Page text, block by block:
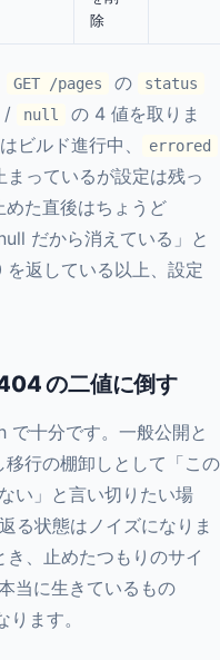
除
GET /pages の status
/ null
の 4 値を取りま
はビルド進行中、 errored
まっているが設定は残っ
た直後はちょうど
だから消えている」と
返している以上、設定
の二値に倒す
で十分です。一般公開と
行の棚卸しとして「この
い」と言い切りたい場
る状態はノイズになりま
き、止めたつもりのサイ
当に生きているもの
ます。